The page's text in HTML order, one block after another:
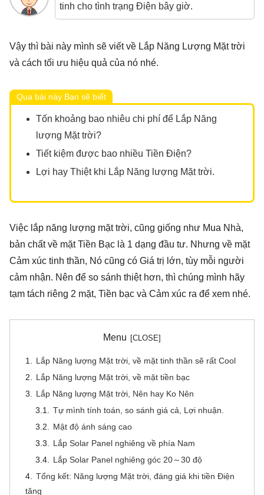
tinh cho tình trạng Điện bây giờ.
Vậy thì bài này mình sẽ viết về Lắp Năng Lượng Mặt trời
và cách tối ưu hiệu quả của nó nhé.
Qua bài này Bạn sẽ biết
Tốn khoảng bao nhiêu chi phí để Lắp Năng
lượng Mặt trời?
Tiết kiệm được bao nhiều Tiền Điện?
Lợi hay Thiệt khi Lắp Năng lượng Mặt trời.
Việc lắp năng lượng mặt trời, cũng giống như Mua Nhà,
bản chất về mặt Tiền Bạc là 1 dạng đầu tư. Nhưng về mặt
Cảm xúc tinh thần, Nó cũng có Giá trị lớn, tùy mỗi người
cảm nhận. Nên để so sánh thiệt hơn, thì chúng mình hãy
tạm tách riêng 2 mặt, Tiền bạc và Cảm xúc ra để xem nhé.
Menu
Lắp Năng lượng Mặt trời, về mặt tinh thần sẽ rất Cool
Lắp Năng lượng Mặt trời, về mặt tiền bạc
Lắp Năng lượng Mặt trời, Nên hay Ko Nên
Tự mình tính toán, so sánh giá cả, Lợi nhuận.
Mật độ ánh sáng cao
Lắp Solar Panel nghiêng về phía Nam
Lắp Solar Panel nghiêng góc 20～30 độ
Tổng kết: Năng lượng Mặt trời, đáng giá khi tiền Điện
tăng